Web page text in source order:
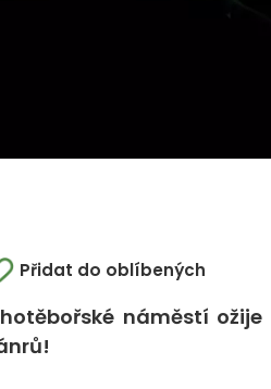
Přidat do oblíbených
náměstí